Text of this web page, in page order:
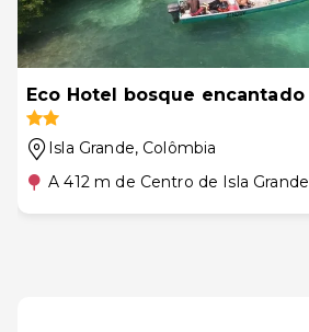
Eco Hotel bosque encantado
Isla Grande, Colômbia
A 412 m de Centro de Isla Grande